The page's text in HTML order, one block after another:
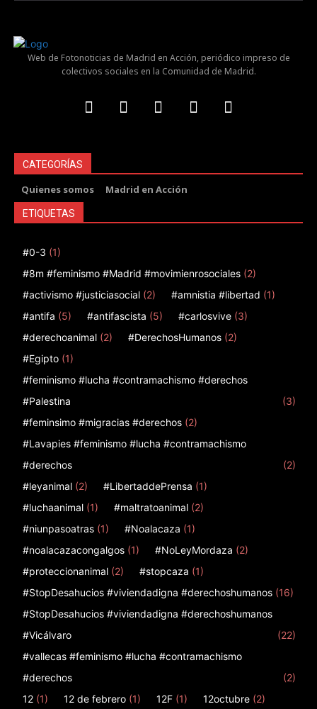
Web de Fotonoticias de Madrid en Acción, periódico impreso de
colectivos sociales en la Comunidad de Madrid.
CATEGORÍAS
Quienes somos Madrid en Acción
ETIQUETAS
#0-3 (1)
#8m #feminismo #Madrid #movimienrosociales (2)
#activismo #justiciasocial (2) #amnistia #libertad (1)
#antifa (5) #antifascista (5) #carlosvive (3)
#derechoanimal (2) #DerechosHumanos (2)
#Egipto (1)
#feminismo #lucha #contramachismo #derechos
#Palestina
(3)
#feminsimo #migracias #derechos (2)
#Lavapies #feminismo #lucha #contramachismo
#derechos
(2)
#leyanimal (2) #LibertaddePrensa (1)
#luchaanimal (1) #maltratoanimal (2)
#niunpasoatras (1) #Noalacaza (1)
#noalacazacongalgos (1) #NoLeyMordaza (2)
#proteccionanimal (2) #stopcaza (1)
#StopDesahucios #viviendadigna #derechoshumanos (16)
#StopDesahucios #viviendadigna #derechoshumanos
#Vicálvaro
(22)
#vallecas #feminismo #lucha #contramachismo
#derechos
(2)
12 (1) 12 de febrero (1) 12F (1) 12octubre (2)